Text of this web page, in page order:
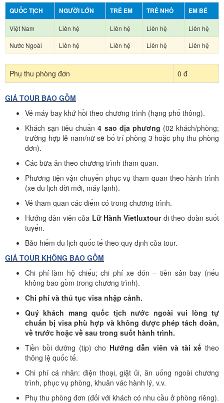
QUỐC TỊCH NGƯỜI LỚN TRẺ EM TRẺ NHỎ EM BÉ
Việt Nam Liên hệ Liên hệ Liên hệ
Liên hệ
Nước Ngoài
Liên hệ Liên hệ Liên hệ Liên hệ
Phụ thu phòng đơn 0 đ
GIÁ TOUR BAO GỒM
Vé máy bay khứ hồi theo chương trình (hạng phổ thông).
Khách sạn tiêu chuẩn4 sao địa phương (02 khách/phòng;
trường hợp lẻ nam/nữ sẽ bố trí phòng 3 hoặc phụ thu phòng
đơn).
Các bữa ăn theo chương trình tham quan.
Phương tiện vận chuyển phục vụ tham quan theo hành trình
(xe du lịch đời mới, máy lạnh).
Vé tham quan các điểm có trong chương trình.
Hướng dẫn viên của Lữ Hành Vietluxtourđi theo đoàn suốt
tuyến.
Bảo hiểm du lịch quốc tế theo quy định của tour.
GIÁ TOUR KHÔNG BAO GỒM
Chi phí làm hộ chiếu; chi phí xe đón – tiễn sân bay (nếu
không bao gồm trong chương trình).
Chi phí và thủ tục visa nhập cảnh.
Quý khách mang quốc tịch nước ngoài vui lòng tự
chuẩn bị visa phù hợp và không được phép tách đoàn,
về trước hoặc về sau trong suốt hành trình.
Tiền bồi dưỡng (tip) cho Hướng dẫn viên và tài xế theo
thông lệ quốc tế.
Chi phí cá nhân: điện thoại, giặt ủi, ăn uống ngoài chương
trình, phục vụ phòng, khuân vác hành lý, v.v.
Phụ thu phòng đơn (đối với khách có nhu cầu ở phòng riêng).